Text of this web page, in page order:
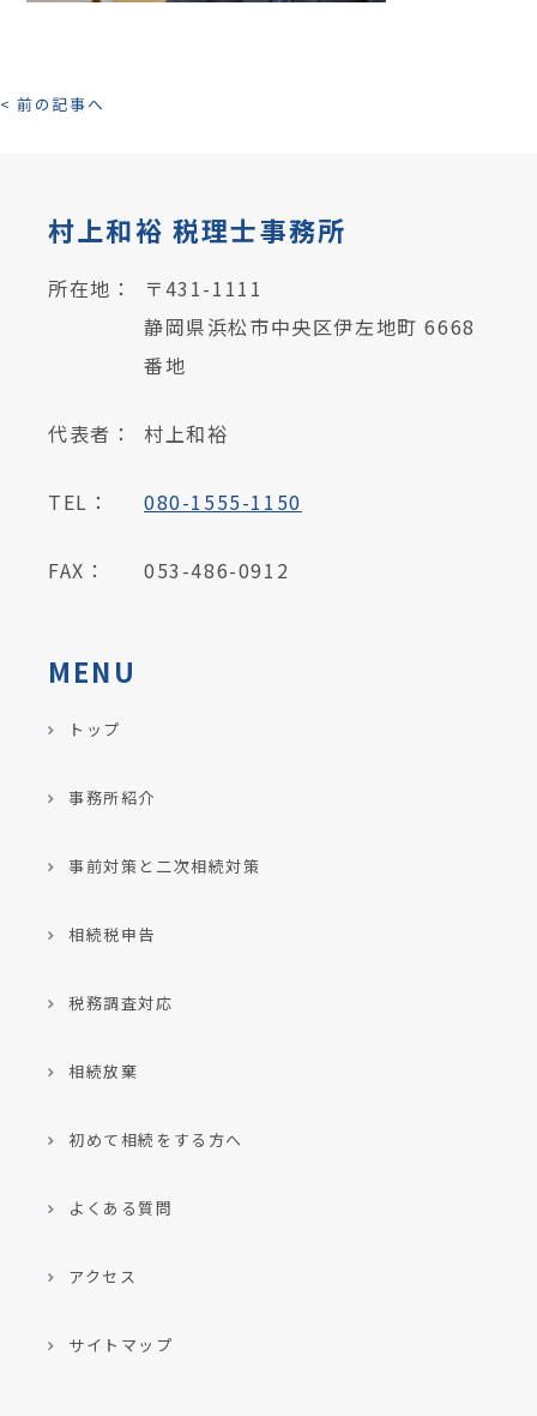
< 前の記事へ
村上和裕 税理士事務所
所在地：
〒431-1111
静岡県浜松市中央区伊左地町 6668
番地
代表者： 村上和裕
TEL： 080-1555-1150
FAX： 053-486-0912
MENU
トップ
事務所紹介
事前対策と二次相続対策
相続税申告
税務調査対応
相続放棄
初めて相続をする方へ
よくある質問
アクセス
サイトマップ